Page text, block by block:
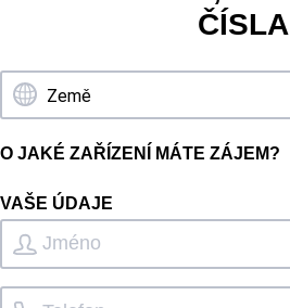
ČÍSLA
O JAKÉ ZAŘÍZENÍ MÁTE ZÁJEM?
VAŠE ÚDAJE